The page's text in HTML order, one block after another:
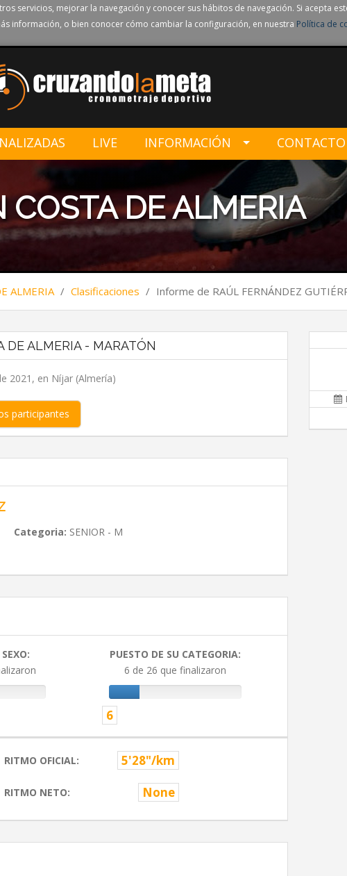
servicios, mejorar la navegación y conocer sus hábitos de navegación. Si acepta
información, o bien conocer cómo cambiar la configuración, en nuestra Política de
LIVE INFORMACIÓN CONTACTO
DE ALMERIA
ALMERIA / Clasificaciones / Informe de RAÚL FERNÁNDEZ
DE ALMERIA - MARATÓN
2021, en Níjar (Almería)
participantes
Categoria: SENIOR - M
PUESTO DE SU CATEGORIA:
6 de 26 que finalizaron
6
RITMO OFICIAL: 5'28"/km
RITMO NETO: None